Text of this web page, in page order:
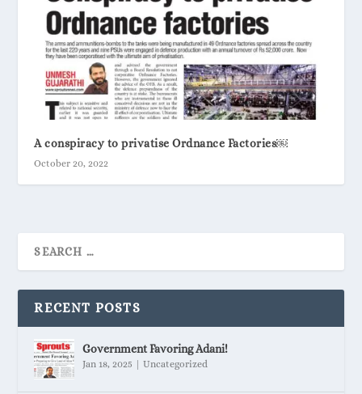
A conspiracy to privatise Ordnance Factories￼
October 20, 2022
RECENT POSTS
Government Favoring Adani!
Jan 18, 2025 |Uncategorized